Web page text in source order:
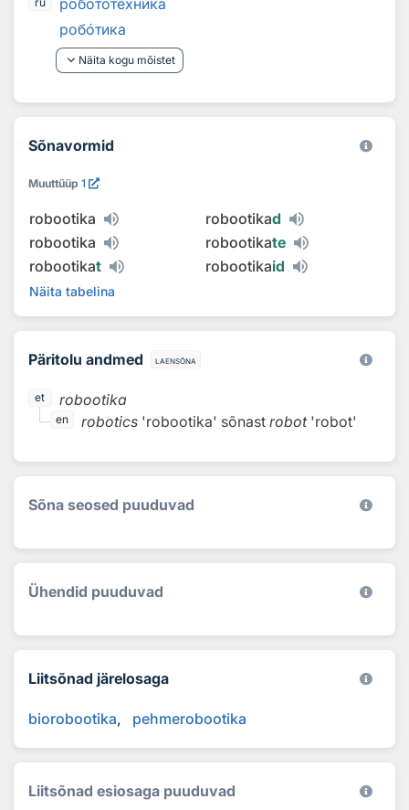
робототехника
роботика
keyboard_arrow_down Näita kogu mõistet
Sõnavormid
Muuttüüp 1
robootika robootikad
robootika
robootikate
robootikat robootikaid
Näita tabelina
Päritolu andmed laensõna
et robootika
en robotics 'robootika' sõnast robot'robot'
Sõna seosed puuduvad
Ühendid puuduvad
Liitsõnad järelosaga
biorobootika pehmerobootika
Liitsõnad esiosaga puuduvad